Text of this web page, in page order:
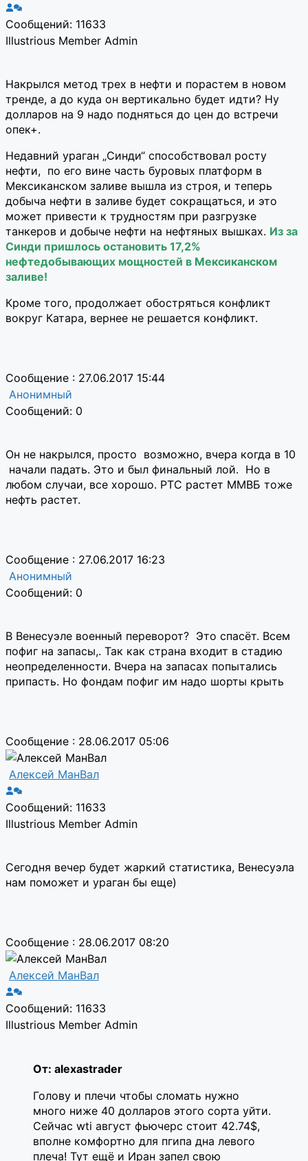
Сообщений: 11633
Illustrious Member Admin
Накрылся метод трех в нефти и порастем в новом
тренде, а до куда он вертикально будет идти? Ну
долларов на 9 надо подняться до цен до встречи
опек+.
Недавний ураган „Синди“ способствовал росту
нефти, по его вине часть буровых платформ в
Мексиканском заливе вышла из строя, и теперь
добыча нефти в заливе будет сокращаться, и это
может привести к трудностям при разгрузке
танкеров и добыче нефти на нефтяных вышках. Из за
Синди пришлось остановить 17,2%
нефтедобывающих мощностей в Мексиканском
заливе!
Кроме того, продолжает обостряться конфликт
вокруг Катара, вернее не решается конфликт.
Сообщение : 27.06.2017 15:44
Анонимный
Сообщений: 0
Он не накрылся, просто возможно, вчера когда в 10
начали падать. Это и был финальный лой. Но в
любом случаи, все хорошо. РТС растет ММВБ тоже
нефть растет.
Сообщение : 27.06.2017 16:23
Анонимный
Сообщений: 0
В Венесуэле военный переворот? Это спасёт. Всем
пофиг на запасы,. Так как страна входит в стадию
неопределенности. Вчера на запасах попытались
припасть. Но фондам пофиг им надо шорты крыть
Сообщение : 28.06.2017 05:06
Алексей МанВал
Сообщений: 11633
Illustrious Member Admin
Сегодня вечер будет жаркий статистика, Венесуэла
нам поможет и ураган бы еще)
Сообщение : 28.06.2017 08:20
Алексей МанВал
Сообщений: 11633
Illustrious Member Admin
От: alexastrader
Голову и плечи чтобы сломать нужно
много ниже 40 долларов этого сорта уйти.
Сейчас wti август фьючерс стоит 42.74$,
вполне комфортно для пгипа дна левого
плеча! Тут ещё и Иран запел свою